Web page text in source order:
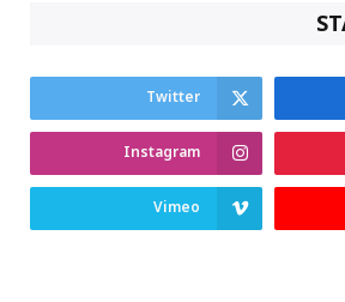
Twitter
Instagram
Vimeo